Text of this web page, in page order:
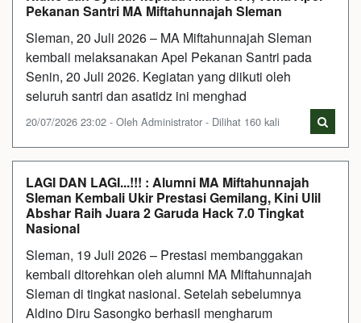
Pekanan Santri MA Miftahunnajah Sleman
Sleman, 20 Juli 2026 – MA Miftahunnajah Sleman
kembali melaksanakan Apel Pekanan Santri pada
Senin, 20 Juli 2026. Kegiatan yang diikuti oleh
seluruh santri dan asatidz ini menghad
20/07/2026 23:02 - Oleh Administrator - Dilihat 160 kali
LAGI DAN LAGI...!!! : Alumni MA Miftahunnajah
Sleman Kembali Ukir Prestasi Gemilang, Kini Ulil
Abshar Raih Juara 2 Garuda Hack 7.0 Tingkat
Nasional
Sleman, 19 Juli 2026 – Prestasi membanggakan
kembali ditorehkan oleh alumni MA Miftahunnajah
Sleman di tingkat nasional. Setelah sebelumnya
Aldino Diru Sasongko berhasil mengharum